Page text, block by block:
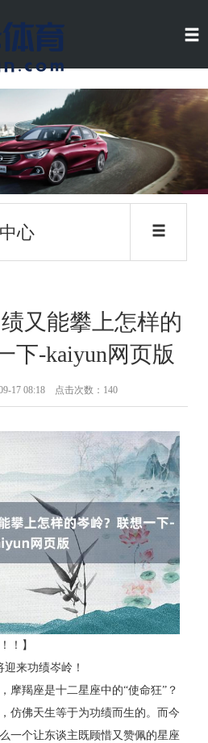
心
又能攀上怎样的
下-kaiyun网页版
17 08:18 点击次数：140
！】
来功绩岑岭！
摩羯座是十二星座中的“使命狂”？
仿佛天生等于为功绩而生的。而今
一个让东谈主既顾惜又赞佩的星座